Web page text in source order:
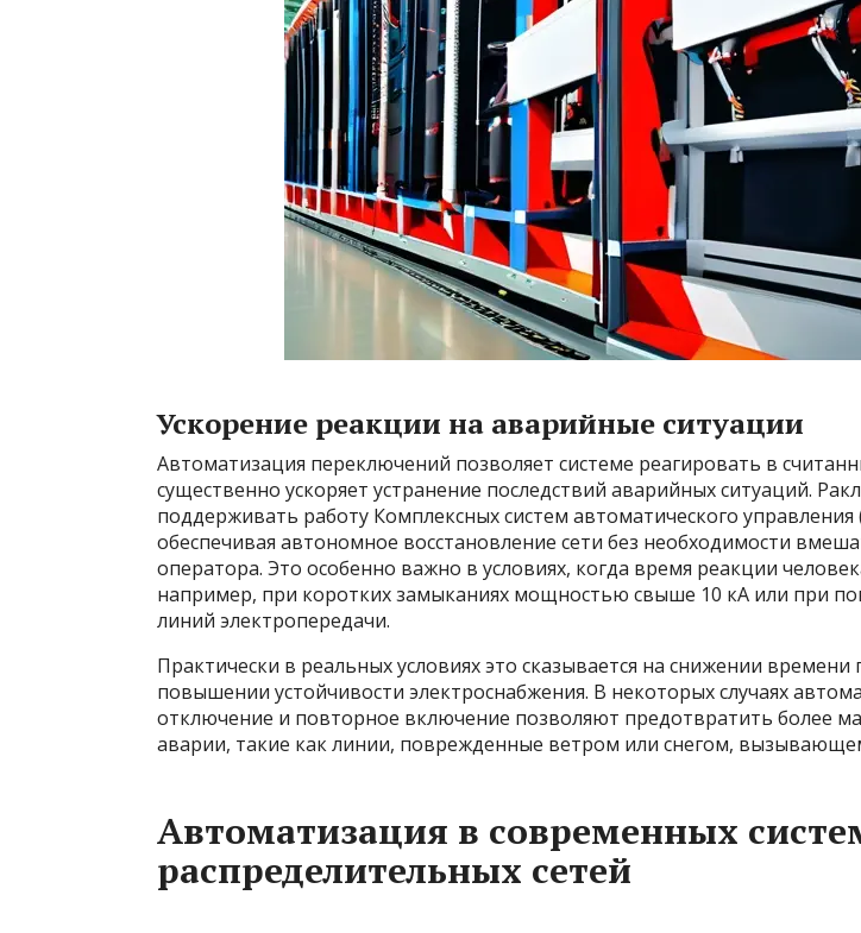
Ускорение реакции на аварийные ситуации
Автоматизация переключений позволяет системе реагировать в
существенно ускоряет устранение последствий аварийных ситуаций.
поддерживать работу Комплексных систем автоматического управления
обеспечивая автономное восстановление сети без необходимости
оператора. Это особенно важно в условиях, когда время реакции
например, при коротких замыканиях мощностью свыше 10 кА или при
линий электропередачи.
Практически в реальных условиях это сказывается на снижении времени
повышении устойчивости электроснабжения. В некоторых случаях
отключение и повторное включение позволяют предотвратить более
аварии, такие как линии, поврежденные ветром или снегом,
Автоматизация в современных
распределительных сетей